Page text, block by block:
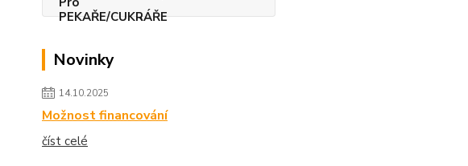
Novinky
14.10.2025
Možnost financování
číst celé